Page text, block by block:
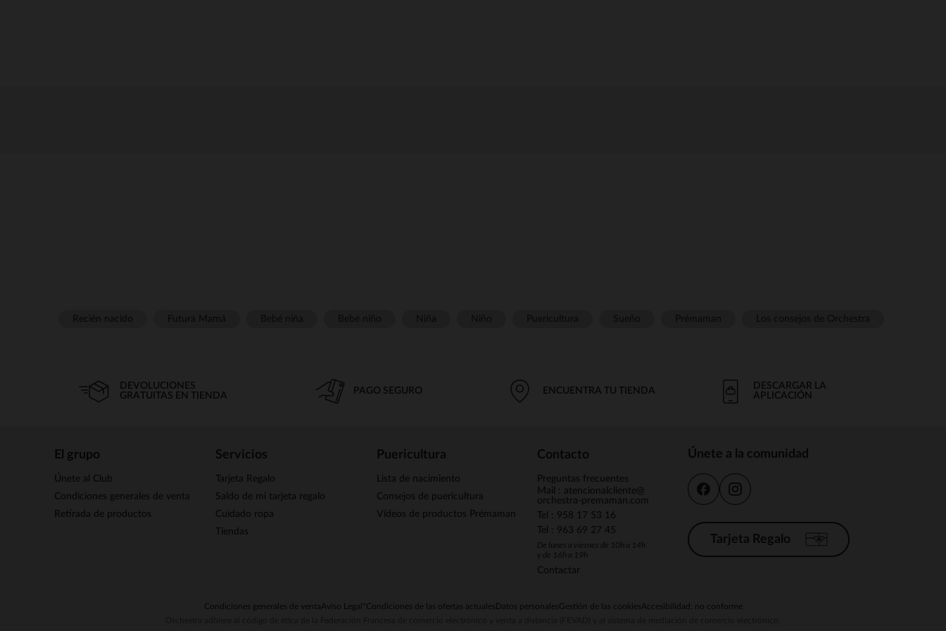
DEVOLUCIONES
GRATUITAS EN TIENDA
PAGO SEGURO ENCUENTRA TU TIENDA
DESCARGAR LA
APLICACIÓN
El grupo
Únete al Club
Condiciones generales de venta
Retirada de productos
Servicios
Tarjeta Regalo
Saldo de mi tarjeta regalo
Cuidado ropa
Tiendas
Puericultura
Lista de nacimiento
Consejos de puericultura
Vídeos de productos Prémaman
Contacto
Preguntas frecuentes
Mail : atencionalcliente@
orchestra-premaman.com
Tel : 958 17 53 16
Tel : 963 69 27 45
De lunes a viernes de 10h a 14h
y de 16h a 19h
Contactar
Únete a la comunidad
Tarjeta Regalo
Condiciones generales de ventaAviso Legal *Condiciones de las ofertas actuales Datos personalesGestión de las cookiesAccesibilidad: no conforme